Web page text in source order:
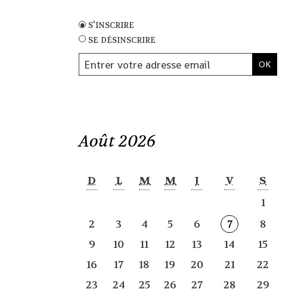
s'inscrire
se désinscrire
Août 2026
D L M M J V
S
1
2
3 4 5 6 7
8
9
10 11 12 13 14
15
16
17 18 19 20 21
22
23
24 25 26 27 28
29